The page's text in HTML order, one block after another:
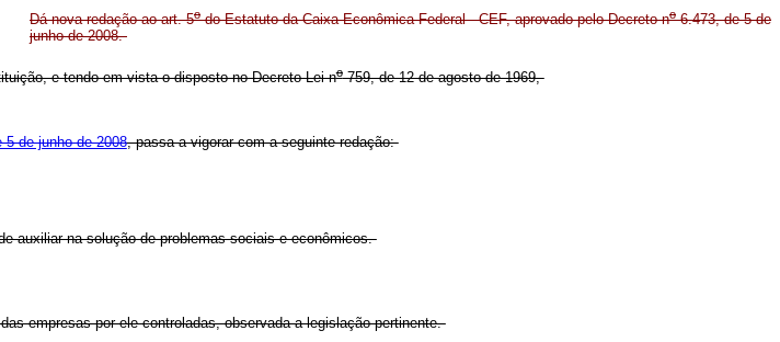
Dá nova redação ao art. 5odo Estatuto da Caixa Econômica Federal - CEF, aprovado pelo Decreto no6.473, de 5 de
junho de 2008.
e tendo em vista o disposto no Decreto-Lei no759, de 12 de agosto de 1969,
de junho de 2008, passa a vigorar com a seguinte redação:
auxiliar na solução de problemas sociais e econômicos.
empresas por ele controladas, observada a legislação pertinente.